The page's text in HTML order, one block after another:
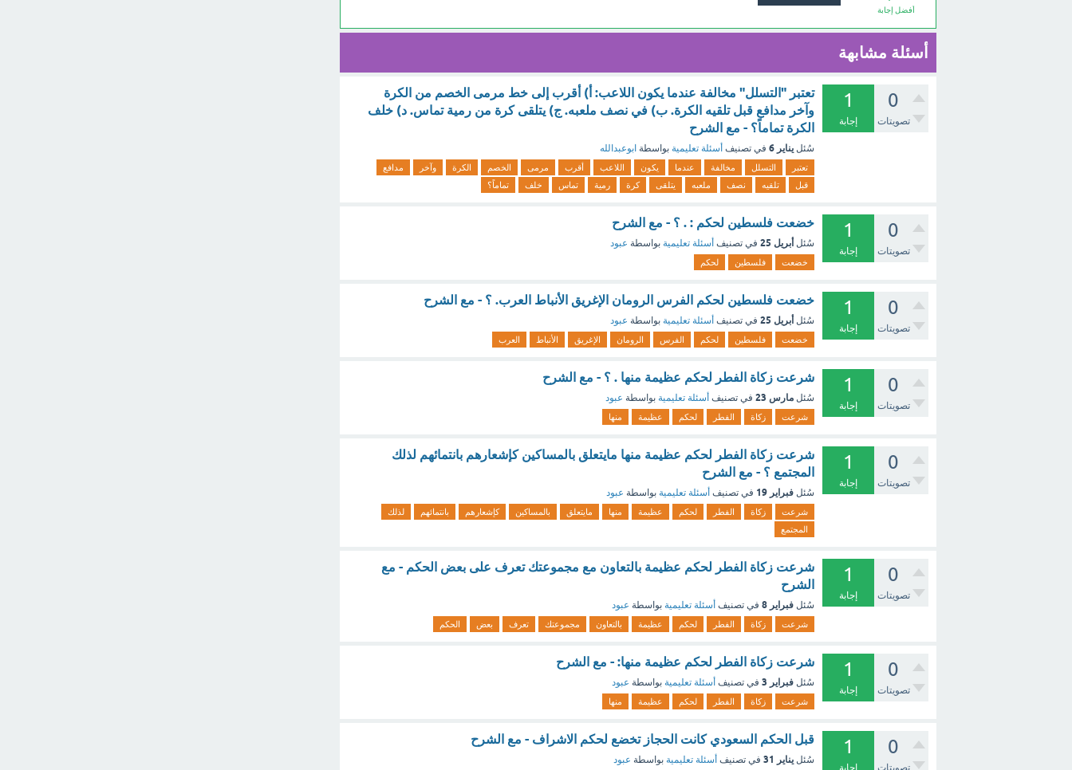
أفضل إجابة
أسئلة مشابهة
0
تصويتات
1
إجابة
تعتبر "التسلل" مخالفة عندما يكون اللاعب: أ) أقرب إلى خط مرمى الخصم من الكرة
وآخر مدافع قبل تلقيه الكرة. ب) في نصف ملعبه. ج) يتلقى كرة من رمية تماس. د) خلف
الكرة تماماً؟ - مع الشرح
سُئل يناير 6 في تصنيف أسئلة تعليمية بواسطة ابوعبدالله
تعتبر التسلل مخالفة عندما يكون اللاعب أقرب مرمى الخصم الكرة وآخر
مدافع
قبل
تلقيه نصف ملعبه يتلقى كرة رمية تماس خلف تماماً؟
0
تصويتات
1
إجابة
خضعت فلسطين لحكم : . ؟ - مع الشرح
سُئل أبريل 25 في تصنيف أسئلة تعليمية بواسطة عبود
خضعت فلسطين لحكم
0
تصويتات
1
إجابة
خضعت فلسطين لحكم الفرس الرومان الإغريق الأنباط العرب. ؟ - مع الشرح
سُئل أبريل 25 في تصنيف أسئلة تعليمية بواسطة عبود
خضعت فلسطين لحكم الفرس الرومان الإغريق الأنباط العرب
0
تصويتات
1
إجابة
شرعت زكاة الفطر لحكم عظيمة منها . ؟ - مع الشرح
سُئل مارس 23 في تصنيف أسئلة تعليمية بواسطة عبود
شرعت زكاة الفطر لحكم عظيمة منها
0
تصويتات
1
إجابة
شرعت زكاة الفطر لحكم عظيمة منها مايتعلق بالمساكين كإشعارهم بانتمائهم لذلك
المجتمع ؟ - مع الشرح
سُئل فبراير 19 في تصنيف أسئلة تعليمية بواسطة عبود
شرعت زكاة الفطر لحكم عظيمة منها مايتعلق بالمساكين كإشعارهم بانتمائهم
لذلك
المجتمع
0
تصويتات
1
إجابة
شرعت زكاة الفطر لحكم عظيمة بالتعاون مع مجموعتك تعرف على بعض الحكم - مع
الشرح
سُئل فبراير 8 في تصنيف أسئلة تعليمية بواسطة عبود
شرعت زكاة الفطر لحكم عظيمة بالتعاون مجموعتك تعرف بعض الحكم
0
تصويتات
1
إجابة
شرعت زكاة الفطر لحكم عظيمة منها: - مع الشرح
سُئل فبراير 3 في تصنيف أسئلة تعليمية بواسطة عبود
شرعت زكاة الفطر لحكم عظيمة منها
0
تصويتات
1
إجابة
قبل الحكم السعودي كانت الحجاز تخضع لحكم الاشراف - مع الشرح
سُئل يناير 31 في تصنيف أسئلة تعليمية بواسطة عبود